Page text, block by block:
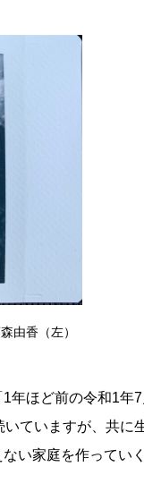
由香（左）
年ほど前の令和1年7
ていますが、共に
い家庭を作ってい